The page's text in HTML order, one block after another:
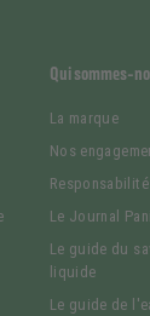
Qui sommes-
La marque
Nos
Responsabilité
Le Journal
Le guide du
liquide
Le guide de